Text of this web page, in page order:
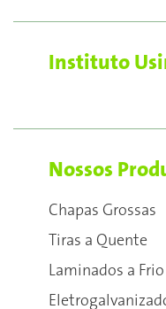
Instituto
Nossos
Chapas Grossas
Tiras a Quente
Laminados a Frio